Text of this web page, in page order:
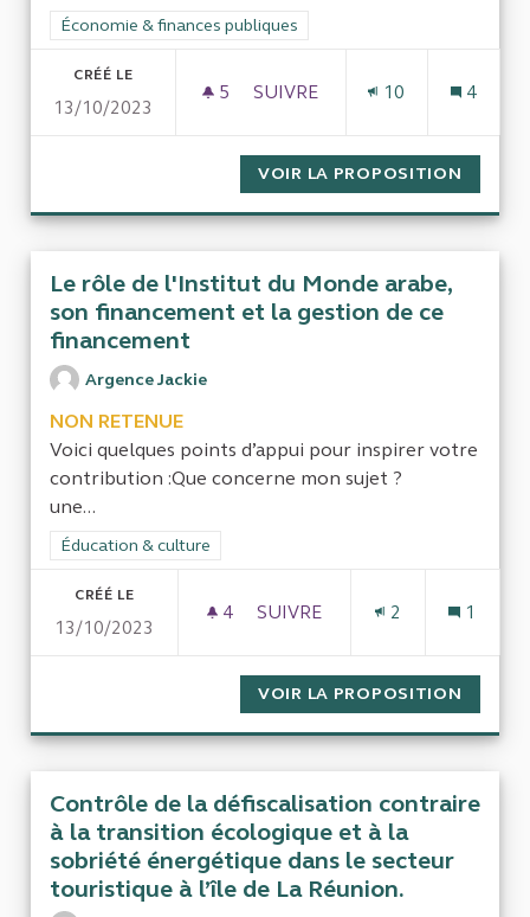
Filtrer les résultats de la catégorie : Économie & finances
Économie & finances publiques
CRÉÉ LE
13/10/2023
5 5 ABONNÉS
SUIVRE
10 4
VOIR LA PROPOSITION
Le rôle de l'Institut du Monde arabe,
son financement et la gestion de ce
financement
Argence Jackie
NON RETENUE
Voici quelques points d’appui pour inspirer votre
contribution :Que concerne mon sujet ?
une...
Filtrer les résultats de la catégorie : Éducation & culture
Éducation & culture
CRÉÉ LE
13/10/2023
4 4 ABONNÉS
SUIVRE
2 1
VOIR LA PROPOSITION
Contrôle de la défiscalisation contraire
à la transition écologique et à la
sobriété énergétique dans le secteur
touristique à l’île de La Réunion.